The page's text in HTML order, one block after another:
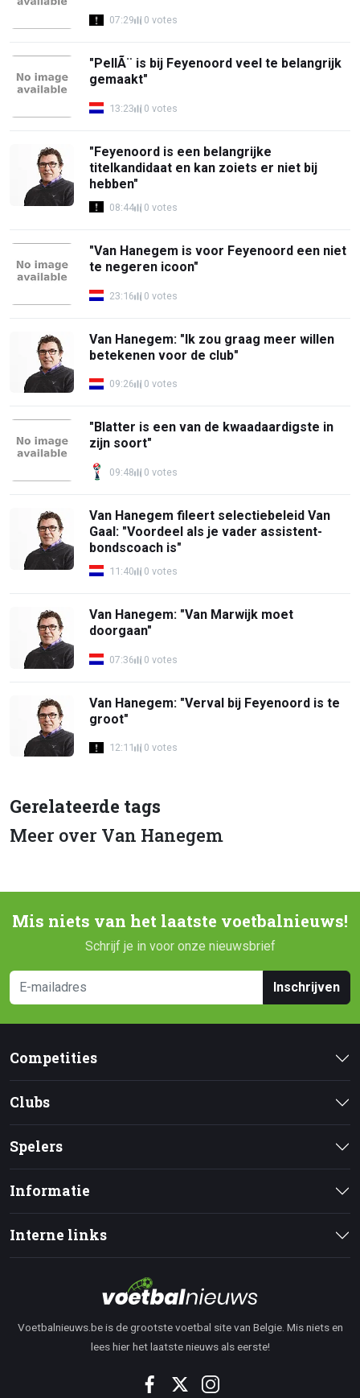
07:29 0 votes
"PellÃ¨ is bij Feyenoord veel te belangrijk
gemaakt"
13:23 0 votes
"Feyenoord is een belangrijke
titelkandidaat en kan zoiets er niet bij
hebben"
08:44 0 votes
"Van Hanegem is voor Feyenoord een niet
te negeren icoon"
23:16 0 votes
Van Hanegem: "Ik zou graag meer willen
betekenen voor de club"
09:26 0 votes
"Blatter is een van de kwaadaardigste in
zijn soort"
09:48 0 votes
Van Hanegem fileert selectiebeleid Van
Gaal: "Voordeel als je vader assistent-
bondscoach is"
11:40 0 votes
Van Hanegem: "Van Marwijk moet
doorgaan"
07:36 0 votes
Van Hanegem: "Verval bij Feyenoord is te
groot"
12:11 0 votes
Gerelateerde tags
Meer over Van Hanegem
Mis niets van het laatste voetbalnieuws!
Schrijf je in voor onze nieuwsbrief
Inschrijven
Competities
Clubs
Spelers
Informatie
Interne links
Voetbalnieuws.be is de grootste voetbal site van Belgie. Mis niets en
lees hier het laatste nieuws als eerste!